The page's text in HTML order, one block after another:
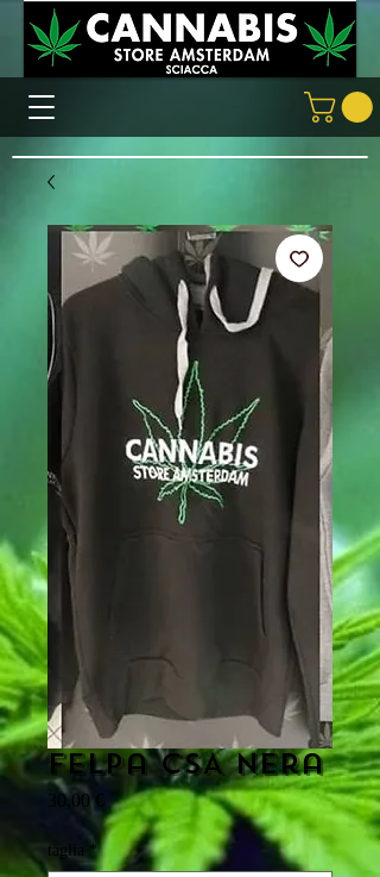
Felpa CSA nera
30,00 € Prezzo
taglia *